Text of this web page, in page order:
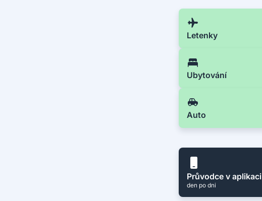
Letenky
Ubytování
Auto
Průvodce v aplikaci
den po dni